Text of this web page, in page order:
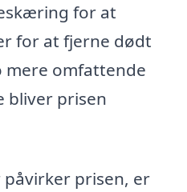
for at
for at fjerne dødt
mere omfattende
bliver prisen
påvirker prisen, er